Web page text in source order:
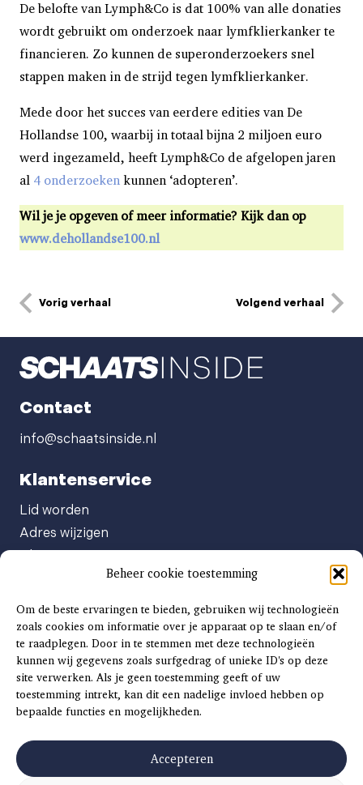
Beheer cookie toestemming
Om de beste ervaringen te bieden, gebruiken wij technologieën
zoals cookies om informatie over je apparaat op te slaan en/of
te raadplegen. Door in te stemmen met deze technologieën
kunnen wij gegevens zoals surfgedrag of unieke ID's op deze
site verwerken. Als je geen toestemming geeft of uw
toestemming intrekt, kan dit een nadelige invloed hebben op
bepaalde functies en mogelijkheden.
Accepteren
De belofte van Lymph&Co is dat 100% van alle donaties
wordt gebruikt om onderzoek naar lymfklierkanker te
financieren. Zo kunnen de superonderzoekers snel
stappen maken in de strijd tegen lymfklierkanker.
Mede door het succes van eerdere edities van De
Hollandse 100, waarbij in totaal bijna 2 miljoen euro
werd ingezameld, heeft Lymph&Co de afgelopen jaren
al 4 onderzoeken kunnen ‘adopteren’.
Wil je je opgeven of meer informatie? Kijk dan op
www.dehollandse100.nl
Vorig verhaal Volgend verhaal
Contact
info@schaatsinside.nl
Klantenservice
Lid worden
Adres wijzigen
Abonnement opzeggen
Afgeven automatische incasso
Factuur betalen
Klachtenformulier
Overige vragen
Adverteren
Advertentie Tariefkaart 2025